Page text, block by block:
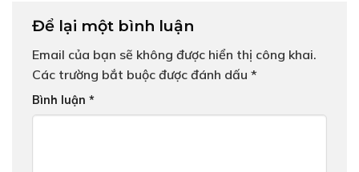
Để lại một bình luận
Email của bạn sẽ không được hiển thị công khai.
Các trường bắt buộc được đánh dấu *
Bình luận *